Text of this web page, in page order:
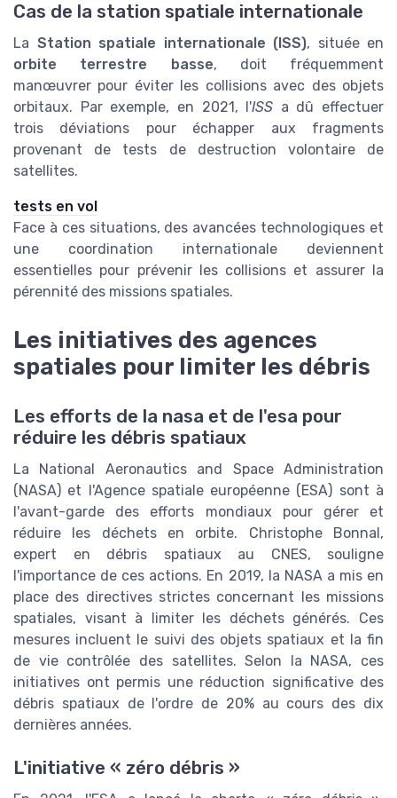
Cas de la station spatiale internationale
La Station spatiale internationale (ISS), située en
orbite terrestre basse, doit fréquemment
manœuvrer pour éviter les collisions avec des objets
orbitaux. Par exemple, en 2021, l'ISS a dû effectuer
trois déviations pour échapper aux fragments
provenant de tests de destruction volontaire de
satellites.
tests en vol
Face à ces situations, des avancées technologiques et
une coordination internationale deviennent
essentielles pour prévenir les collisions et assurer la
pérennité des missions spatiales.
Les initiatives des agences
spatiales pour limiter les débris
Les efforts de la nasa et de l'esa pour
réduire les débris spatiaux
La National Aeronautics and Space Administration
(NASA) et l'Agence spatiale européenne (ESA) sont à
l'avant-garde des efforts mondiaux pour gérer et
réduire les déchets en orbite. Christophe Bonnal,
expert en débris spatiaux au CNES, souligne
l'importance de ces actions. En 2019, la NASA a mis en
place des directives strictes concernant les missions
spatiales, visant à limiter les déchets générés. Ces
mesures incluent le suivi des objets spatiaux et la fin
de vie contrôlée des satellites. Selon la NASA, ces
initiatives ont permis une réduction significative des
débris spatiaux de l'ordre de 20% au cours des dix
dernières années.
L'initiative « zéro débris »